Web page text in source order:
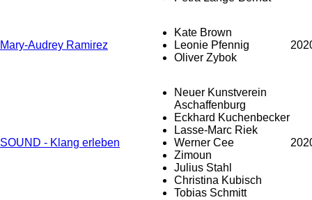
Mary-Audrey Ramirez
Kate Brown
Leonie Pfennig
Oliver Zybok
SOUND - Klang erleben
Neuer Kunstverein
Aschaffenburg
Eckhard Kuchenbecker
Lasse-Marc Riek
Werner Cee
Zimoun
Julius Stahl
Christina Kubisch
Tobias Schmitt